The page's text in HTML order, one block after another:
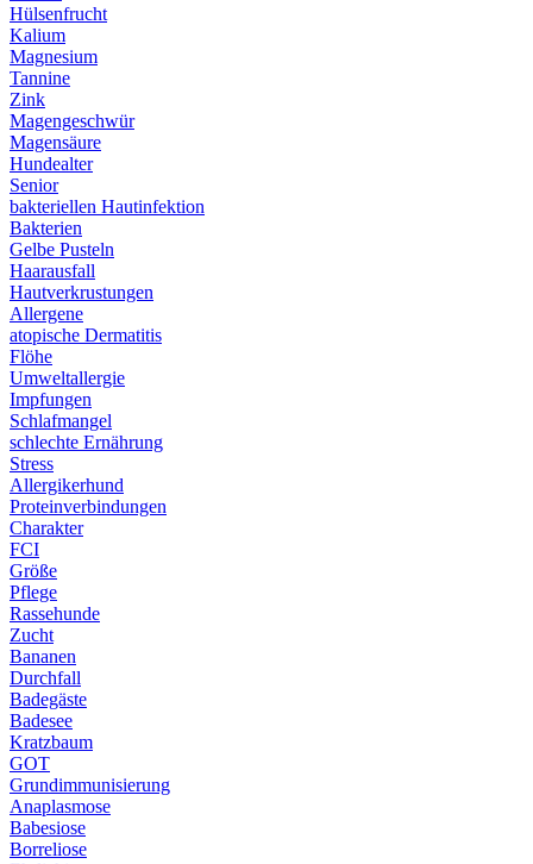
Hülsenfrucht
Kalium
Magnesium
Tannine
Zink
Magengeschwür
Magensäure
Hundealter
Senior
bakteriellen Hautinfektion
Bakterien
Gelbe Pusteln
Haarausfall
Hautverkrustungen
Allergene
atopische Dermatitis
Flöhe
Umweltallergie
Impfungen
Schlafmangel
schlechte Ernährung
Stress
Allergikerhund
Proteinverbindungen
Charakter
FCI
Größe
Pflege
Rassehunde
Zucht
Bananen
Durchfall
Badegäste
Badesee
Kratzbaum
GOT
Grundimmunisierung
Anaplasmose
Babesiose
Borreliose